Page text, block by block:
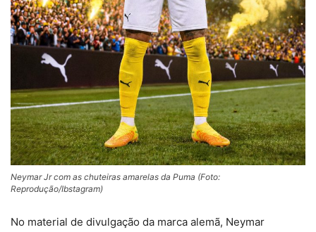
Neymar Jr com as chuteiras amarelas da Puma (Foto:
Reprodução/Ibstagram)
No material de divulgação da marca alemã, Neymar